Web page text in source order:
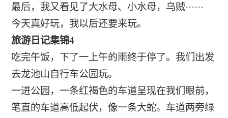
最后，我又看见了大水母、小水母，乌贼······
今天真好玩，我以后还要来玩。
旅游日记集锦4
吃完午饭，下了一上午的雨终于停了。我们出发
去龙池山自行车公园玩。
一进公园，一条红褐色的车道呈现在我们眼前，
笔直的车道高低起伏，像一条大蛇。车道两旁绿